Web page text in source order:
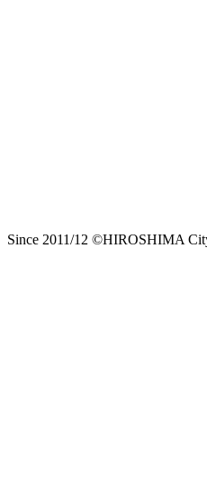
Since 2011/12 ©HIROSHIMA